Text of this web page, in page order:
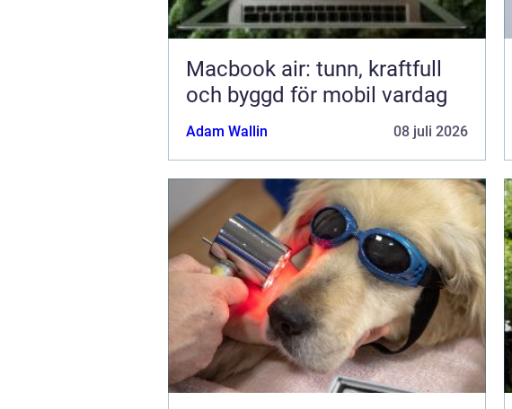
Macbook air: tunn, kraftfull
och byggd för mobil vardag
Adam Wallin 08 juli 2026